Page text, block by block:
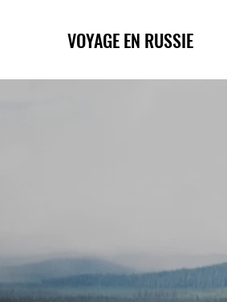
VOYAGE EN RUSSIE